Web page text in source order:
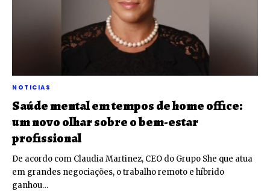
NOTICIAS
Saúde mental em tempos de home office:
um novo olhar sobre o bem-estar
profissional
De acordo com Claudia Martinez, CEO do Grupo She que atua
em grandes negociações, o trabalho remoto e híbrido
ganhou…